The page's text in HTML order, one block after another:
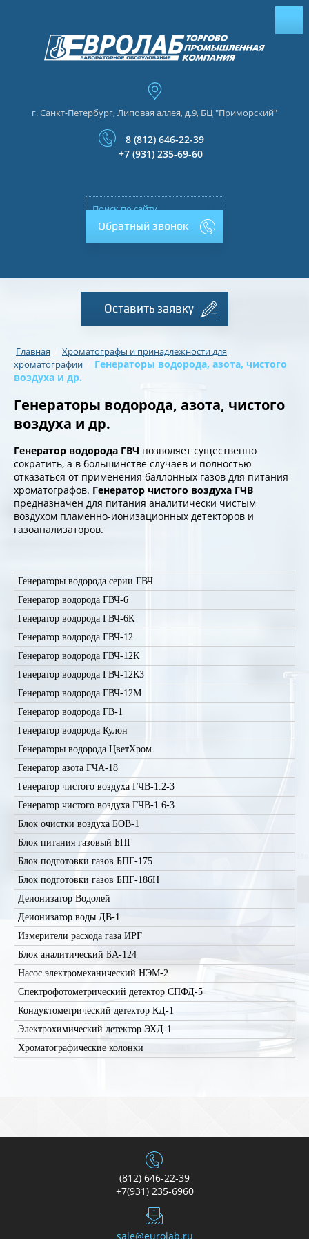
г. Санкт-Петербург, Липовая аллея, д.9, БЦ "Приморский"
8 (812) 646-22-39
+7 (931) 235-69-60
Обратный звонок
Оставить заявку
Главная
Хроматографы и принадлежности для
хроматографии
Генераторы водорода, азота, чистого
воздуха и др.
Генераторы водорода, азота, чистого
воздуха и др.
Генератор водорода ГВЧ позволяет существенно
сократить, а в большинстве случаев и полностью
отказаться от применения баллонных газов для питания
хроматографов. Генератор чистого воздуха ГЧВ
предназначен для питания аналитически чистым
воздухом пламенно-ионизационных детекторов и
газоанализаторов.
Генераторы водорода серии ГВЧ
Генератор водорода ГВЧ-6
Генератор водорода ГВЧ-6К
Генератор водорода ГВЧ-12
Генератор водорода ГВЧ-12К
Генератор водорода ГВЧ-12КЗ
Генератор водорода ГВЧ-12М
Генератор водорода ГВ-1
Генератор водорода Кулон
Генераторы водорода ЦветХром
Генератор азота ГЧА-18
Генератор чистого воздуха ГЧВ-1.2-3
Генератор чистого воздуха ГЧВ-1.6-3
Блок очистки воздуха БОВ-1
Блок питания газовый БПГ
Блок подготовки газов БПГ-175
Блок подготовки газов БПГ-186Н
Деионизатор Водолей
Деионизатор воды ДВ-1
Измерители расхода газа ИРГ
Блок аналитический БА-124
Насос электромеханический НЭМ-2
Спектрофотометрический детектор СПФД-5
Кондуктометрический детектор КД-1
Электрохимический детектор ЭХД-1
Хроматографические колонки
(812) 646-22-39
+7(931) 235-6960
sale@eurolab.ru